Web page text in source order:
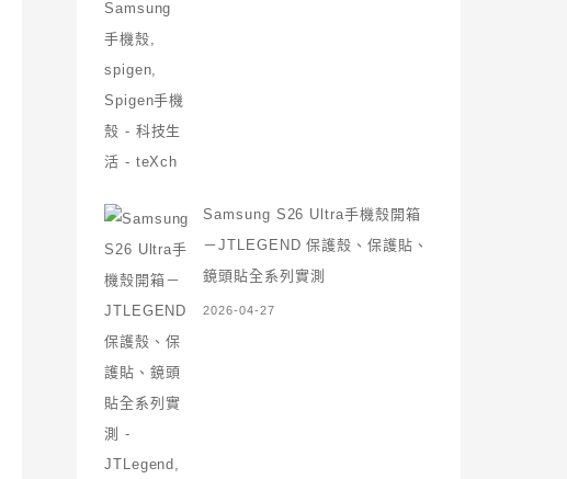
Samsung S26 Ultra手機殼開箱
－JTLEGEND 保護殼、保護貼、
鏡頭貼全系列實測
2026-04-27